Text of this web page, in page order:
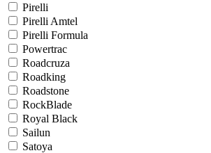
Pirelli
Pirelli Amtel
Pirelli Formula
Powertrac
Roadcruza
Roadking
Roadstone
RockBlade
Royal Black
Sailun
Satoya